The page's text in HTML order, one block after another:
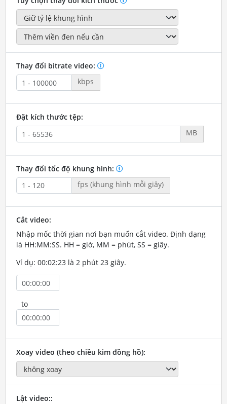
Thay đổi bitrate video:
kbps
Đặt kích thước tệp:
MB
Thay đổi tốc độ khung hình:
fps (khung hình mỗi giây)
Cắt video:
Nhập mốc thời gian nơi bạn muốn cắt video. Định dạng
là HH:MM:SS. HH = giờ, MM = phút, SS = giây.
Ví dụ: 00:02:23 là 2 phút 23 giây.
to
Xoay video (theo chiều kim đồng hồ):
Lật video::